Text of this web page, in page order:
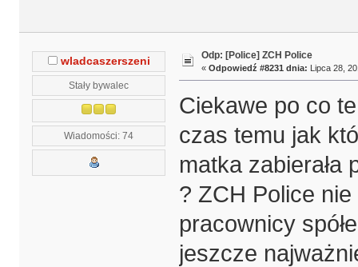
wladcaszerszeni
Stały bywalec
Wiadomości: 74
Odp: [Police] ZCH Police
« Odpowiedź #8231 dnia: Lipca 28,
Ciekawe po co
czas temu jak
matka
? ZCH Police
pracownicy
jeszcze